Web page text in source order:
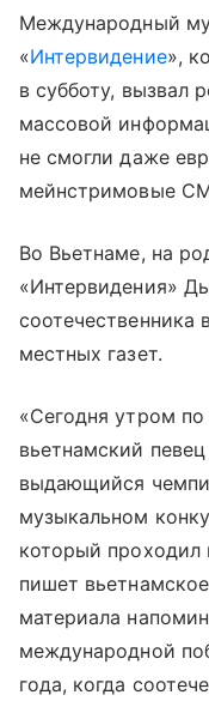
Международный
«Интервидение»,
в субботу, вызвал
массовой
не смогли даже
мейнстримовые
Во Вьетнаме, на
«Интервидения»
местных газет.
«Сегодня утром
вьетнамский
выдающийся
музыкальном
который проходил
пишет
материала
международной
года, когда